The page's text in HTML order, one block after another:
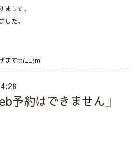
まして、
した。
ますm(__)m
予約はできません」